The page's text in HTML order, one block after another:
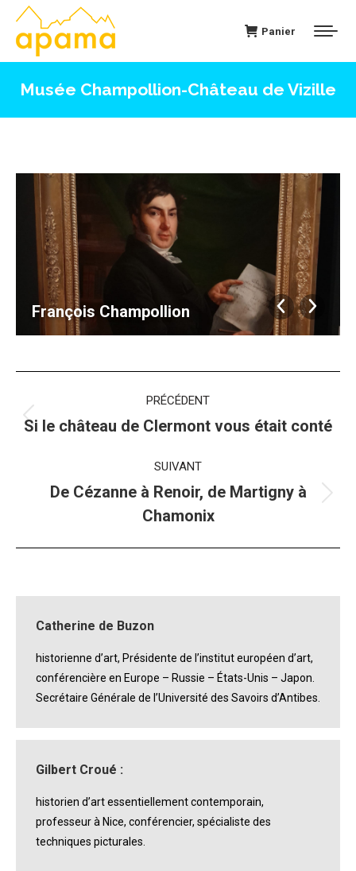
Panier
Musée Champollion-Château de Vizille
François Champollion
album
PRÉCÉDENT
Album
:
Si le château de Clermont vous était conté
SUIVANT
Album
suivant
:
De Cézanne à Renoir, de Martigny à
Chamonix
Catherine de Buzon
historienne d’art, Présidente de l’institut européen d’art,
conférencière en Europe – Russie – États-Unis – Japon.
Secrétaire Générale de l’Université des Savoirs d’Antibes.
Gilbert Croué :
historien d’art essentiellement contemporain,
professeur à Nice, conférencier, spécialiste des
techniques picturales.